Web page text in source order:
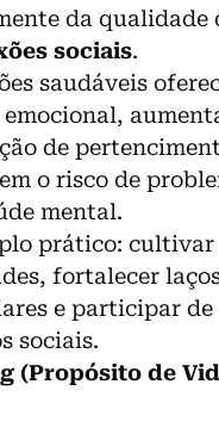
da qualidade
sociais.
saudáveis
de
o risco de
mental.
prático: cultivar
fortalecer
e participar de
sociais.
(Propósito de